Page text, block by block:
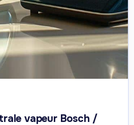
vapeur Bosch /